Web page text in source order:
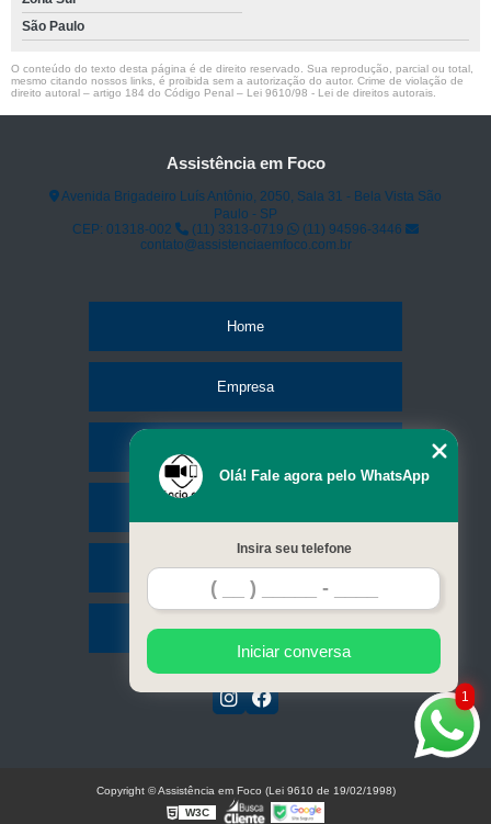
São Paulo
O conteúdo do texto desta página é de direito reservado. Sua reprodução, parcial ou total,
mesmo citando nossos links, é proibida sem a autorização do autor. Crime de violação de
direito autoral – artigo 184 do Código Penal – Lei 9610/98 - Lei de direitos autorais
Assistência em Foco
Avenida Brigadeiro Luís Antônio, 2050, Sala 31 - Bela Vista São
Paulo - SP
CEP: 01318-002
(11) 3313-0719
(11) 94596-3446
contato@assistenciaemfoco.com.br
Home
Empresa
Contato
Mapa do site
1
Olá! Fale agora pelo WhatsApp
Insira seu telefone
Iniciar conversa
Copyright © Assistência em Foco (Lei 9610 de 19/02/1998)
W3C